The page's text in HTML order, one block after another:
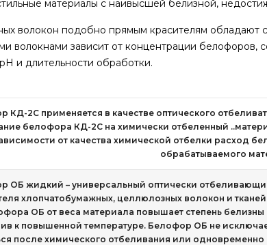
материалы с наивысшей белизной,
волокон подобно прямым красителям обладают
волокнами зависит от концентрации белофоров,
и длительности обработки.
КД-2С применяется в качестве оптического
белофора КД-2С на химически отбеленный
от качества химической отбелки расход
обрабатываемого
ОБ жидкий – универсальный оптически
хлопчатобумажных, целлюлозных волокон и
ОБ от веса материала повышает степень
к повышенной температуре. Белофор ОБ не
после химического отбеливания или